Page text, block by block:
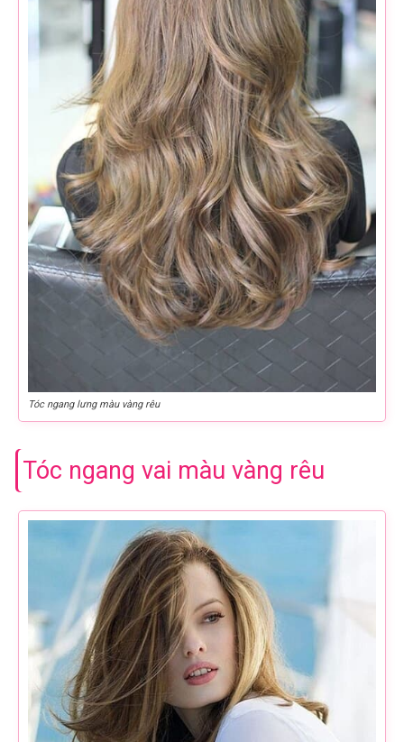
Tóc ngang lưng màu vàng rêu
Tóc ngang vai màu vàng rêu